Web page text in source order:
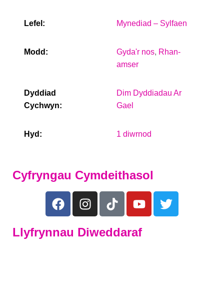
Lefel: Mynediad – Sylfaen
Modd: Gyda'r nos, Rhan-
amser
Dyddiad
Cychwyn:
Dim Dyddiadau Ar
Gael
Hyd: 1 diwrnod
Cyfryngau Cymdeithasol
Llyfrynnau Diweddaraf